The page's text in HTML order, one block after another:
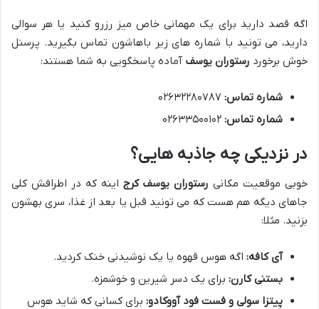
اگه قصد دارید برای یک مهمانی خاص میز رزرو کنید یا هر سوالی
دارید، می تونید با شماره های زیر باهاشون تماس بگیرید. پرسنل
خوش برخورد رستوران یوسف آماده پاسخگویی به شما هستند:
شماره تماس:
شماره تماس:
در نزدیکی چه جاذبه هایی؟
خوبی موقعیت مکانی رستوران یوسف کرج اینه که در اطرافش کلی
جاهای دیگه هم هست که می تونید قبل یا بعد از غذا، سری بهشون
بزنید. مثلا:
آی کافه: اگه هوس قهوه یا یک نوشیدنی خنک کردید.
بستنی کارن: برای یک دسر شیرین و خوشمزه.
پیتزا سولی و فست فود آووکادو: برای کسانی که شاید هوس